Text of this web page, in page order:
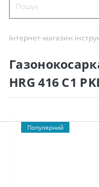
Інтернет-магазин
HRG 416 С1
Популярний